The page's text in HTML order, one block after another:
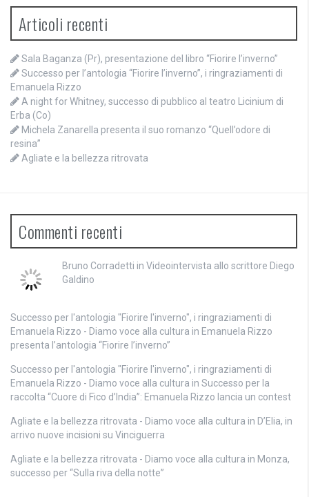
Articoli recenti
Sala Baganza (Pr), presentazione del libro “Fiorire l’inverno”
Successo per l’antologia “Fiorire l’inverno”, i ringraziamenti di
Emanuela Rizzo
A night for Whitney, successo di pubblico al teatro Licinium di
Erba (Co)
Michela Zanarella presenta il suo romanzo “Quell’odore di
resina”
Agliate e la bellezza ritrovata
Commenti recenti
Bruno Corradetti in Videointervista allo scrittore Diego
Galdino
Successo per l'antologia "Fiorire l'inverno", i ringraziamenti di
Emanuela Rizzo - Diamo voce alla cultura in Emanuela Rizzo
presenta l’antologia “Fiorire l’inverno”
Successo per l'antologia "Fiorire l'inverno", i ringraziamenti di
Emanuela Rizzo - Diamo voce alla cultura in Successo per la
raccolta “Cuore di Fico d’India”: Emanuela Rizzo lancia un contest
Agliate e la bellezza ritrovata - Diamo voce alla cultura in D’Elia, in
arrivo nuove incisioni su Vinciguerra
Agliate e la bellezza ritrovata - Diamo voce alla cultura in Monza,
successo per “Sulla riva della notte”